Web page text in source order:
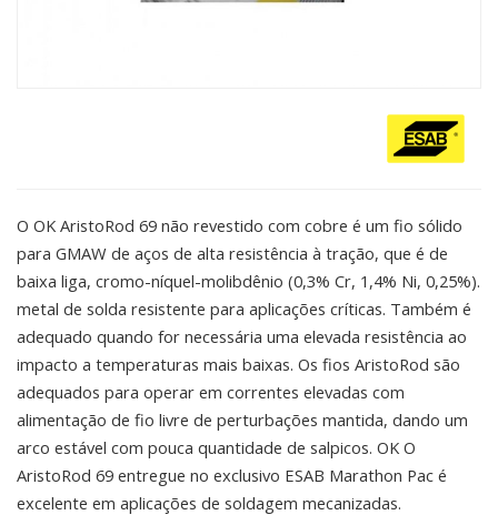
O OK AristoRod 69 não revestido com cobre é um fio sólido
para GMAW de aços de alta resistência à tração, que é de
baixa liga, cromo-níquel-molibdênio (0,3% Cr, 1,4% Ni, 0,25%).
metal de solda resistente para aplicações críticas. Também é
adequado quando for necessária uma elevada resistência ao
impacto a temperaturas mais baixas. Os fios AristoRod são
adequados para operar em correntes elevadas com
alimentação de fio livre de perturbações mantida, dando um
arco estável com pouca quantidade de salpicos. OK O
AristoRod 69 entregue no exclusivo ESAB Marathon Pac é
excelente em aplicações de soldagem mecanizadas.